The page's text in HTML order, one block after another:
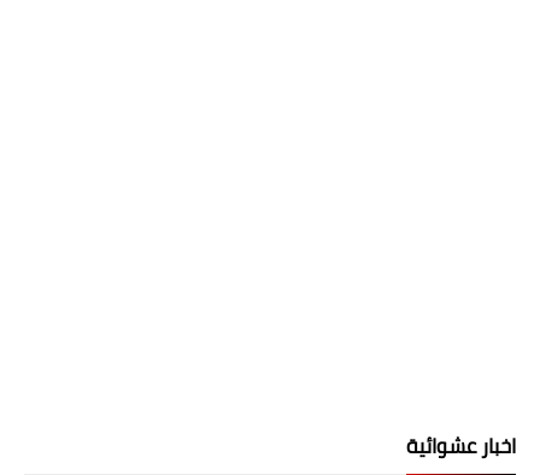
اخبار عشوائية